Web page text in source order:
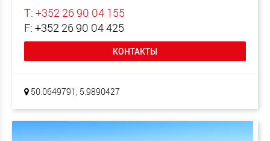
T: +352 26 90 04 155
F: +352 26 90 04 425
КОНТАКТЫ
50.0649791, 5.9890427